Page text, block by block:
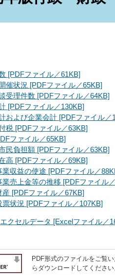
[PDFファイル／61KB]
催状況 [PDFファイル／65KB]
受理件数 [PDFファイル／64KB]
[PDFファイル／130KB]
および企業会計 [PDFファイル／
税 [PDFファイル／63KB]
ファイル／65KB]
民負担額 [PDFファイル／63KB]
高 [PDFファイル／69KB]
業収益の使途 [PDFファイル／
業売上金等の推移 [PDFファイル
産 [PDFファイル／67KB]
票状況 [PDFファイル／107KB]
エクセルデータ [Excelファイル／
PDF形式のファイルをご覧
らダウンロードしてください